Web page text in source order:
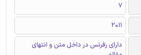
7
2011
دارای رفرنس در داخل متن و انتهای